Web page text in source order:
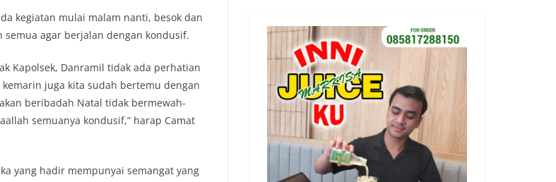
kegiatan mulai malam nanti, besok dan
semua agar berjalan dengan kondusif.
Kapolsek, Danramil tidak ada perhatian
juga kita sudah bertemu dengan
beribadah Natal tidak bermewah-
semuanya kondusif,” harap Camat
yang hadir mempunyai semangat yang